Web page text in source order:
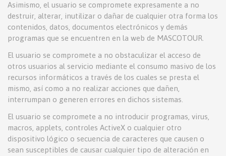
Asimismo, el usuario se compromete expresamente a no
destruir, alterar, inutilizar o dañar de cualquier otra forma los
contenidos, datos, documentos electrónicos y demás
programas que se encuentren en la web de MASCOTOUR.
El usuario se compromete a no obstaculizar el acceso de
otros usuarios al servicio mediante el consumo masivo de los
recursos informáticos a través de los cuales se presta el
mismo, así como a no realizar acciones que dañen,
interrumpan o generen errores en dichos sistemas.
El usuario se compromete a no introducir programas, virus,
macros, applets, controles ActiveX o cualquier otro
dispositivo lógico o secuencia de caracteres que causen o
sean susceptibles de causar cualquier tipo de alteración en